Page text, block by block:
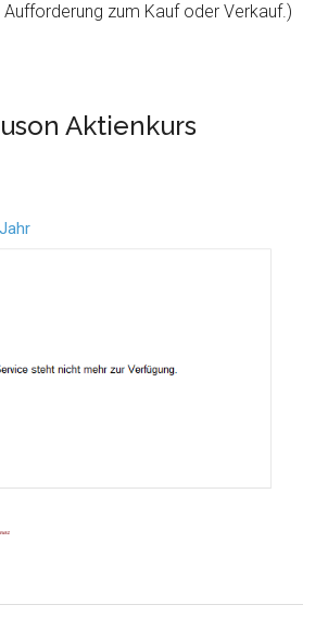
zum Kauf oder Verkauf.)
Aktienkurs